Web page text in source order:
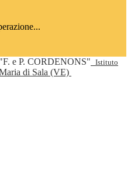
Istituto
di Sala (VE)